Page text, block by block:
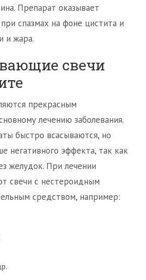
Препарат оказывает
спазмах на фоне цистита и
и жара.
свечи
прекрасным
лечению заболевания.
быстро всасываются, но
негативного эффекта, так как
желудок. При лечении
свечи с нестероидным
средством, например: